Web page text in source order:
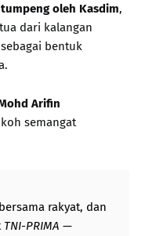
oleh Kasdim,
dari kalangan
bentuk
Arifin
semangat
rakyat, dan
TNI-PRIMA —